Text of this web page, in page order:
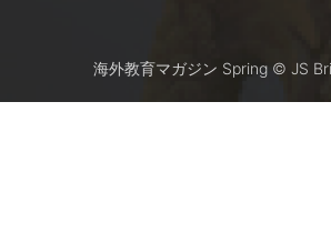
海外教育マガジン Spring © JS